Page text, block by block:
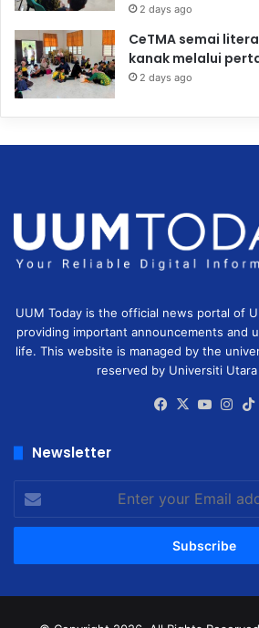
2 days ago
CeTMA semai
kanak melalui
2 days ago
UUM Today is the official news portal of
providing important announcements and
life. This website is managed by the
reserved by Universiti Utara
Facebook
X
Newsletter
your
Email